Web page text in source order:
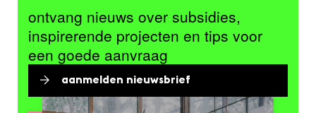
ontvang nieuws over subsidies,
inspirerende projecten en tips voor
een goede aanvraag
aanmelden nieuwsbrief